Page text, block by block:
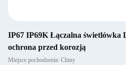
IP67 IP69K Łączalna
ochrona przed korozją
Miejsce pochodzenia: Chiny